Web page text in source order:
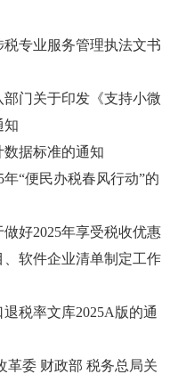
专业服务管理执法文书
门关于印发《支持小微
知
据标准的通知
“便民办税春风行动”的
好2025年享受税收优惠
软件企业清单制定工作
税率文库2025A版的通
革委 财政部 税务总局关